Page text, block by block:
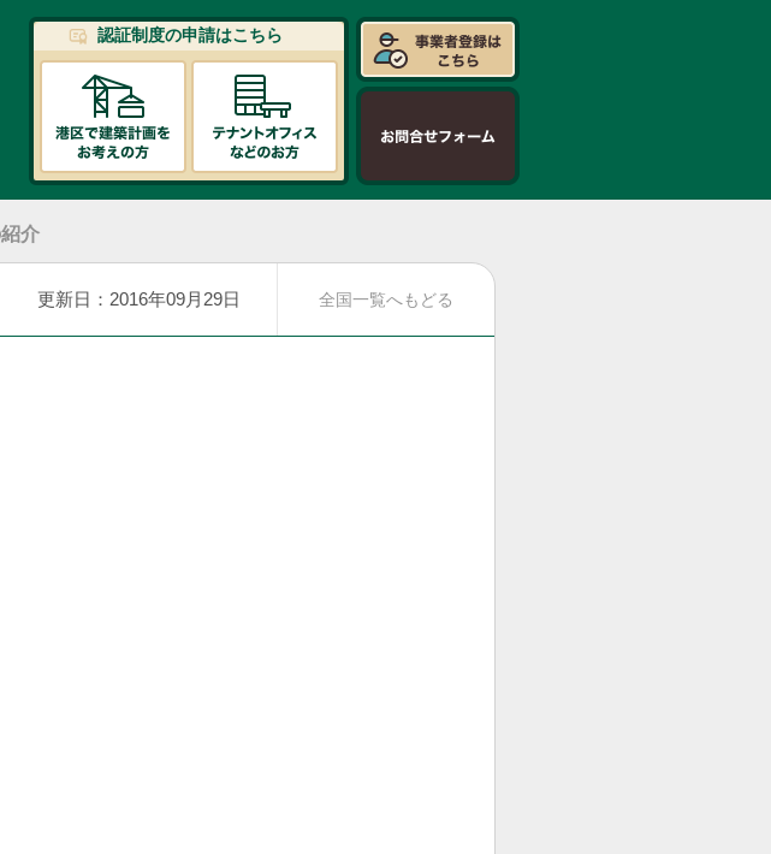
認証制度の申請はこちら
介
全国一覧へもどる
更新日：2016年09月29日